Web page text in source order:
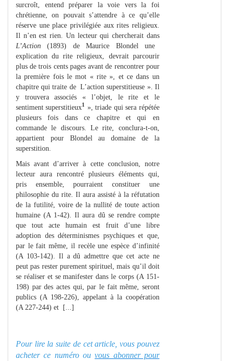
surcroît, entend préparer la voie vers la foi
chrétienne, on pouvait s’attendre à ce qu’elle
réserve une place privilégiée aux rites religieux.
Il n’en est rien. Un lecteur qui chercherait dans
L’Action (1893) de Maurice Blondel une
explication du rite religieux, devrait parcourir
plus de trois cents pages avant de rencontrer pour
la première fois le mot « rite », et ce dans un
chapitre qui traite de L’action superstitieuse ». Il
y trouvera associés « l’objet, le rite et le
sentiment superstitieux1 », triade qui sera répétée
plusieurs fois dans ce chapitre et qui en
commande le discours. Le rite, conclura-t-on,
appartient pour Blondel au domaine de la
superstition.
Mais avant d’arriver à cette conclusion, notre
lecteur aura rencontré plusieurs éléments qui,
pris ensemble, pourraient constituer une
philosophie du rite. Il aura assisté à la réfutation
de la futilité, voire de la nullité de toute action
humaine (A 1-42). Il aura dû se rendre compte
que tout acte humain est fruit d’une libre
adoption des déterminismes psychiques et que,
par le fait même, il recèle une espèce d’infinité
(A 103-142). Il a dû admettre que cet acte ne
peut pas rester purement spirituel, mais qu’il doit
se réaliser et se manifester dans le corps (A 151-
198) par des actes qui, par le fait même, seront
publics (A 198-226), appelant à la coopération
(A 227-244) et [...]
Pour lire la suite de cet article, vous pouvez
acheter ce numéro ouvous abonner pour